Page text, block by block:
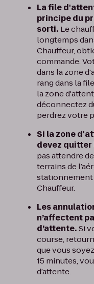
La file
principe du
sorti. Le
longtemps
Chauffeur,
commande.
dans la zone
rang dans la
la zone
déconnectez
perdrez votre
Si la zone
devez
pas attendre
terrains de
stationnement
Chauffeur.
Les
n’affectent
d’attente.Si
course,
que vous
15 minutes,
d’attente.